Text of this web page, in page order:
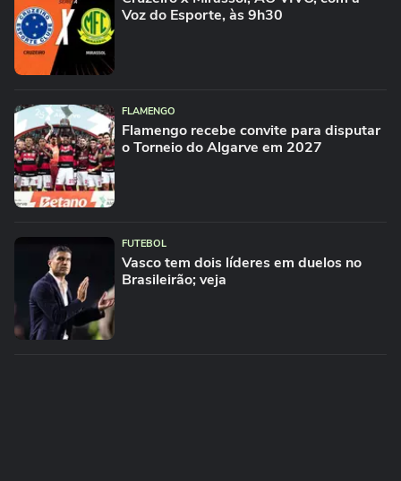
Voz do Esporte, às 9h30
FLAMENGO
Flamengo recebe convite para disputar
o Torneio do Algarve em 2027
FUTEBOL
Vasco tem dois líderes em duelos no
Brasileirão; veja